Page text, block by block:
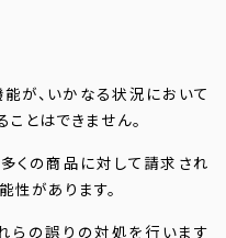
が、いかなる状況において
とはできません。
くの商品に対して請求され
性があります。
らの誤りの対処を行います